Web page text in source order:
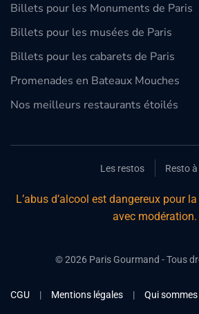
Billets pour les Monuments de Paris
Billets pour les musées de Paris
Billets pour les cabarets de Paris
Promenades en Bateaux Mouches
Nos meilleurs restaurants étoilés
Les restos Resto
L’abus d’alcool est dangereux pour
avec modération.
©2026Paris Gourmand - Tous
CGU | Mentions légales | Qui